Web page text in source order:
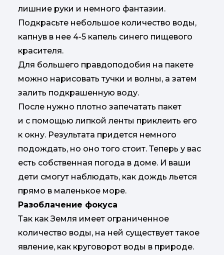
лишние руки и немного фантазии.
Подкрасьте небольшое количество воды,
капнув в нее 4-5 капель синего пищевого
красителя.
Для большего правдоподобия на пакете
можно нарисовать тучки и волны, а затем
залить подкрашенную воду.
После нужно плотно запечатать пакет
и с помощью липкой ленты приклеить его
к окну. Результата придется немного
подождать, но оно того стоит. Теперь у вас
есть собственная погода в доме. И ваши
дети смогут наблюдать, как дождь льется
прямо в маленькое море.
Разоблачение фокуса
Так как Земля имеет ограниченное
количество воды, на ней существует такое
явление, как круговорот воды в природе.